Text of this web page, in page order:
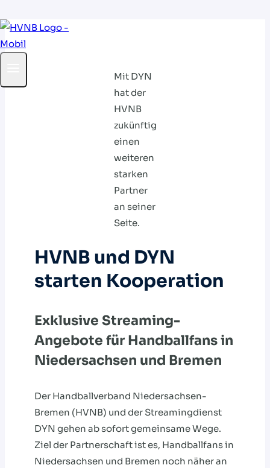
Zum
Inhalt
Mit DYN
hat der
HVNB
zukünftig
einen
weiteren
starken
Partner
an seiner
Seite.
HVNB und DYN
starten Kooperation
Exklusive Streaming-
Angebote für Handballfans in
Niedersachsen und Bremen
Der Handballverband Niedersachsen-
Bremen (HVNB) und der Streamingdienst
DYN gehen ab sofort gemeinsame Wege.
Ziel der Partnerschaft ist es, Handballfans in
Niedersachsen und Bremen noch näher an